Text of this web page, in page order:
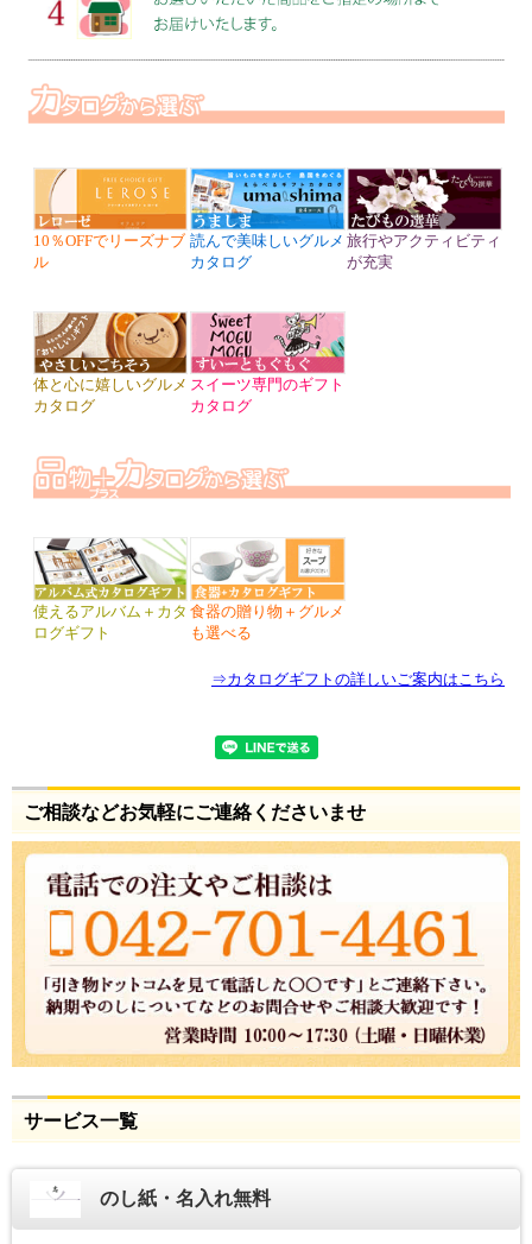
ご相談などお気軽にご連絡くださいませ
サービス一覧
のし紙・名入れ無料